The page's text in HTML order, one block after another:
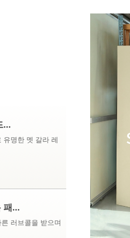
...
명한 멧 갈라 레
패...
러브콜을 받으며